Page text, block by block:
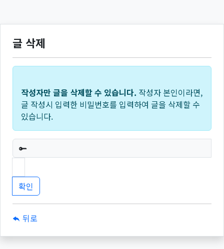
글 삭제
작성자만 글을 삭제할 수 있습니다. 작성자 본인이라면,
글 작성시 입력한 비밀번호를 입력하여 글을 삭제할 수
있습니다.
필수
뒤로